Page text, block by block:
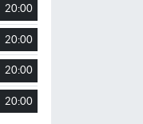
20:00
20:00
20:00
20:00